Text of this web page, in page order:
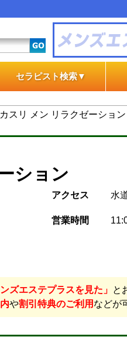
セラピスト検索▼
一般エステ
風俗エステ
スリ メン リラクゼーション
ション
アクセス 水
営業時間
ンズエステプラスを見た」 と
や割引特典のご利用 などが